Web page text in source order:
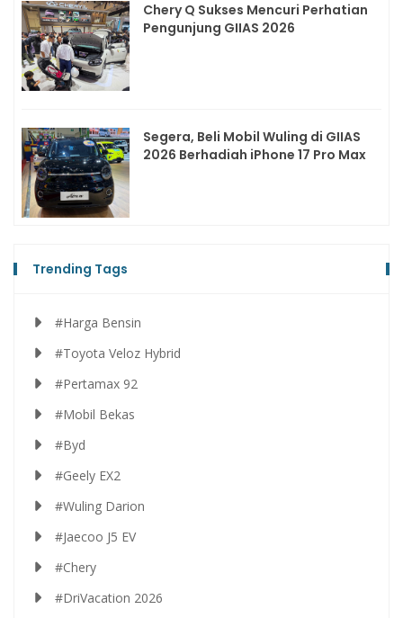
Chery Q Sukses Mencuri Perhatian
Pengunjung GIIAS 2026
Segera, Beli Mobil Wuling di GIIAS
2026 Berhadiah iPhone 17 Pro Max
Trending Tags
#Harga Bensin
#Toyota Veloz Hybrid
#Pertamax 92
#Mobil Bekas
#Byd
#Geely EX2
#Wuling Darion
#Jaecoo J5 EV
#Chery
#DriVacation 2026